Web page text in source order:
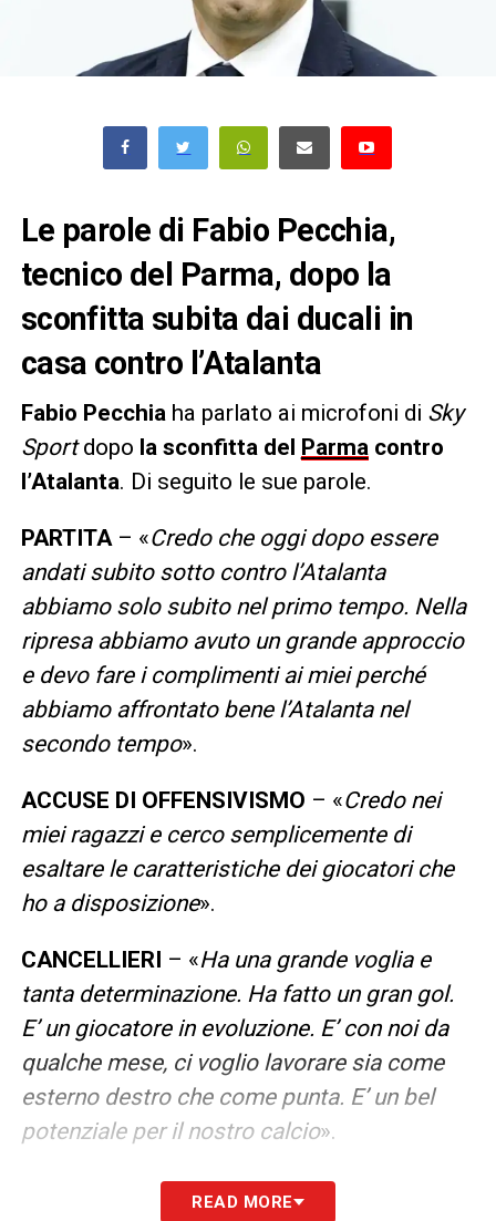
Le parole di Fabio Pecchia,
tecnico del Parma, dopo la
sconfitta subita dai ducali in
casa contro l’Atalanta
Fabio Pecchia ha parlato ai microfoni di Sky
Sportdopo la sconfitta del Parma contro
l’Atalanta. Di seguito le sue parole.
PARTITA– «Credo che oggi dopo essere
andati subito sotto contro l’Atalanta
abbiamo solo subito nel primo tempo. Nella
ripresa abbiamo avuto un grande approccio
e devo fare i complimenti ai miei perché
abbiamo affrontato bene l’Atalanta nel
secondo tempo».
ACCUSE DI OFFENSIVISMO – «Credo nei
miei ragazzi e cerco semplicemente di
esaltare le caratteristiche dei giocatori che
ho a disposizione».
CANCELLIERI – «Ha una grande voglia e
tanta determinazione. Ha fatto un gran gol.
E’ un giocatore in evoluzione. E’ con noi da
qualche mese, ci voglio lavorare sia come
esterno destro che come punta. E’ un bel
potenziale per il nostro calcio».
CAMBIO NELLA RIPRESA– «E’ una fase del
READ MORE